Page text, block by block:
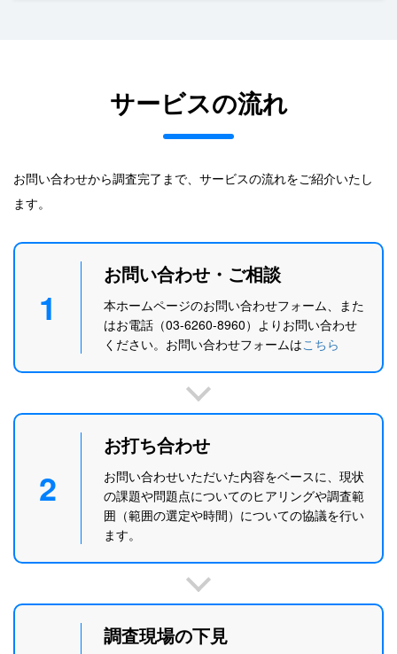
サービスの流れ
お問い合わせから調査完了まで、サービスの流れをご紹介いたし
ます。
1
お問い合わせ・ご相談
本ホームページのお問い合わせフォーム、また
はお電話（03-6260-8960）よりお問い合わせ
ください。お問い合わせフォームはこちら
2
お打ち合わせ
お問い合わせいただいた内容をベースに、現状
の課題や問題点についてのヒアリングや調査範
囲（範囲の選定や時間）についての協議を行い
ます。
調査現場の下見